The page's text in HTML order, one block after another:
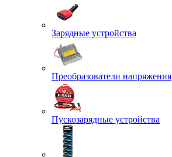
Зарядные устройства
Преобразователи напряжения
Пускозарядные устройства